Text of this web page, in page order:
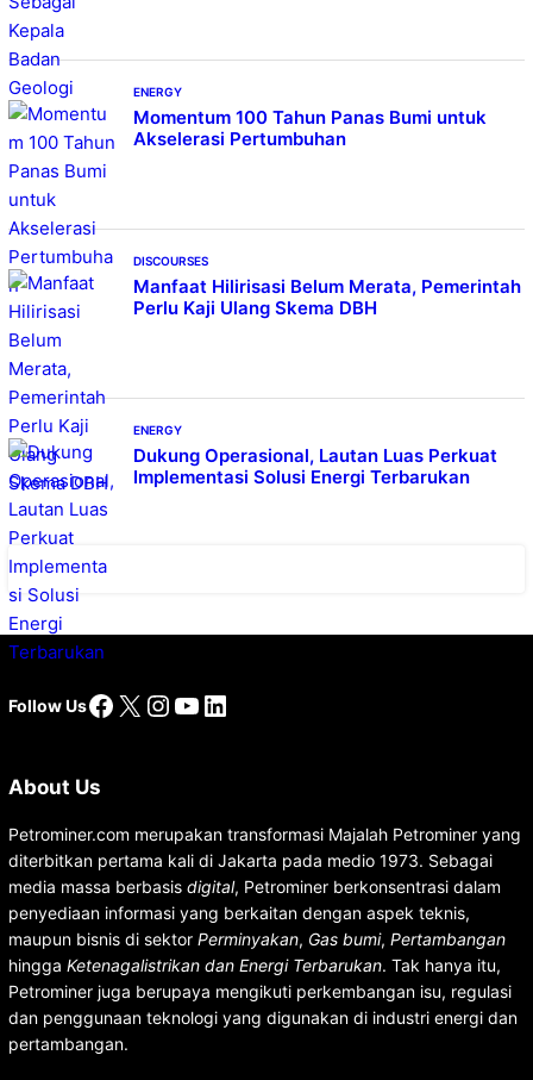
ENERGY
Momentum 100 Tahun Panas Bumi untuk
Akselerasi Pertumbuhan
DISCOURSES
Manfaat Hilirisasi Belum Merata, Pemerintah
Perlu Kaji Ulang Skema DBH
ENERGY
Dukung Operasional, Lautan Luas Perkuat
Implementasi Solusi Energi Terbarukan
Follow UsFacebook
X Instagram
YouTube
LinkedIn
About Us
Petrominer.com merupakan transformasi Majalah Petrominer yang
diterbitkan pertama kali di Jakarta pada medio 1973. Sebagai
media massa berbasis digital, Petrominer berkonsentrasi dalam
penyediaan informasi yang berkaitan dengan aspek teknis,
maupun bisnis di sektor Perminyakan, Gas bumi, Pertambangan
hingga Ketenagalistrikan dan Energi Terbarukan. Tak hanya itu,
Petrominer juga berupaya mengikuti perkembangan isu, regulasi
dan penggunaan teknologi yang digunakan di industri energi dan
pertambangan.